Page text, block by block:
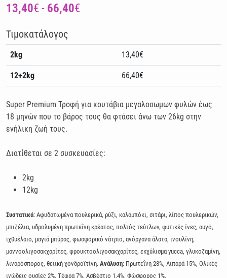
13,40€ - 66,40€
Τιμοκατάλογος
2kg 13,40€
12+2kg 66,40€
Super Premium Τροφή για κουτάβια µεγαλοσωµων φυλών έως
18 µηνών που το βάρος τους θα φτάσει άνω των 26kg στην
ενήλικη ζωή τους.
Διατίθεται σε 2 συσκευασίες:
2kg
12kg
Συστατικά: Αφυδατωμένα πουλερικά, ρύζι, καλαμπόκι, σιτάρι, λίπος πουλερικών,
μπιζέλια, υδρολυμένη πρωτεΐνη κρέατος, πολτός τεύτλων, φυτικές ίνες, αυγό,
ιχθυέλαιο, μαγιά μπύρας, φωσφορικό νάτριο, ανόργανα άλατα, ινουλίνη,
μαννοολιγοσακχαρίτες, φρουκτοολιγοσακχαρίτες, εκχύλισμα yucca, γλυκοζαμίνη,
λιναρόσπορος, θειική χονδροϊτίνη. Ανάλυση: Πρωτεΐνη 28%, Λιπαρά 15%, Ολικές
ινώδεις ουσίες 2%, Τέφρα 7%, Ασβέστιο 1,4%, Φώσφορος 1%.